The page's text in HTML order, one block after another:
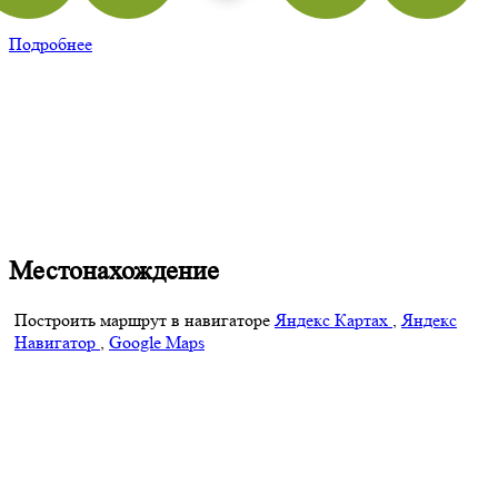
Подробнее
Местонахождение
Построить маршрут в навигатореЯндекс Картах ,Яндекс
Навигатор , Google Maps